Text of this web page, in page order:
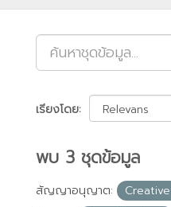
เรียงโดย
พบ 3 ชุดข้อมูล
สัญญาอนุญาต: